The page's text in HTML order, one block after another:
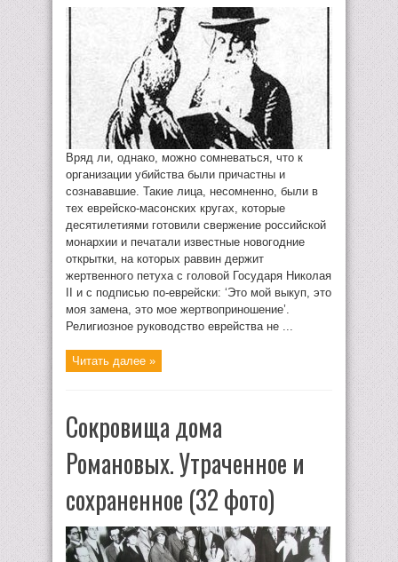
Вряд ли, однако, можно сомневаться, что к
организации убийства были причастны и
сознававшие. Такие лица, несомненно, были в
тех еврейско-масонских кругах, которые
десятилетиями готовили свержение российской
монархии и печатали известные новогодние
открытки, на которых раввин держит
жертвенного петуха с головой Государя Николая
II и с подписью по-еврейски: ‘Это мой выкуп, это
моя замена, это мое жертвоприношение’.
Религиозное руководство еврейства не ...
Читать далее »
Сокровища дома
Романовых. Утраченное и
сохраненное (32 фото)